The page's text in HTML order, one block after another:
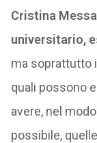
Cristina
universitario, e
ma soprattutto
quali possono
avere, nel
possibile,